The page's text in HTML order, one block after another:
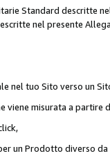
Standard descritte
nel presente
nel tuo Sito verso un
viene misurata a partire
un Prodotto diverso